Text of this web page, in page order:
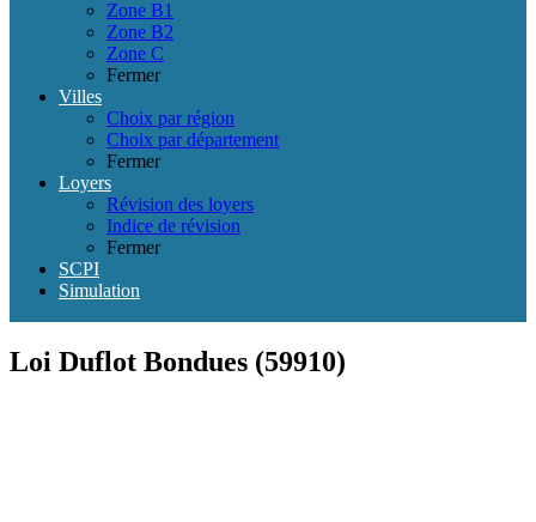
Zone B1
Zone B2
Zone C
Fermer
Villes
Choix par région
Choix par département
Fermer
Loyers
Révision des loyers
Indice de révision
Fermer
SCPI
Simulation
Loi Duflot Bondues (59910)